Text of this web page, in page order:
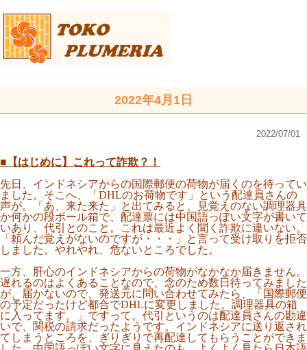
2022年4月1日
2022/07/01
■【はじめに】これって詐欺？！
先日、インドネシアからの国際郵便の荷物が届くのを待ってい
ました。そこへ、「DHLのお荷物です」という配達員さんの
声が。「あ、来た来た」と出てみると、見覚えのない調理器具
か何かの段ボール箱で、配達票には中国語っぽい文字が書いて
いあり、代引とのこと。これは最近よく聞く詐欺に違いない。
「頼んだ覚えがないのですが・・・」と言って受け取りを拒否
しました。やれやれ、危ないところでした。
一方、肝心のインドネシアからの荷物がなかなか届きません。
遅れるのはよくあることなので、念のため数日待ってみました
が、届かないので、発送元に問い合わせてみたら、「国際郵便
の予定だったけど都合でDHLに変更しました。調理器具の箱
に入ってます。」ですって。代引というのは配達員さんの勘違
いで、関税の請求だったようです。インドネシアに送り返され
てしまうところを、ぎりぎりで再配達してもらうことができま